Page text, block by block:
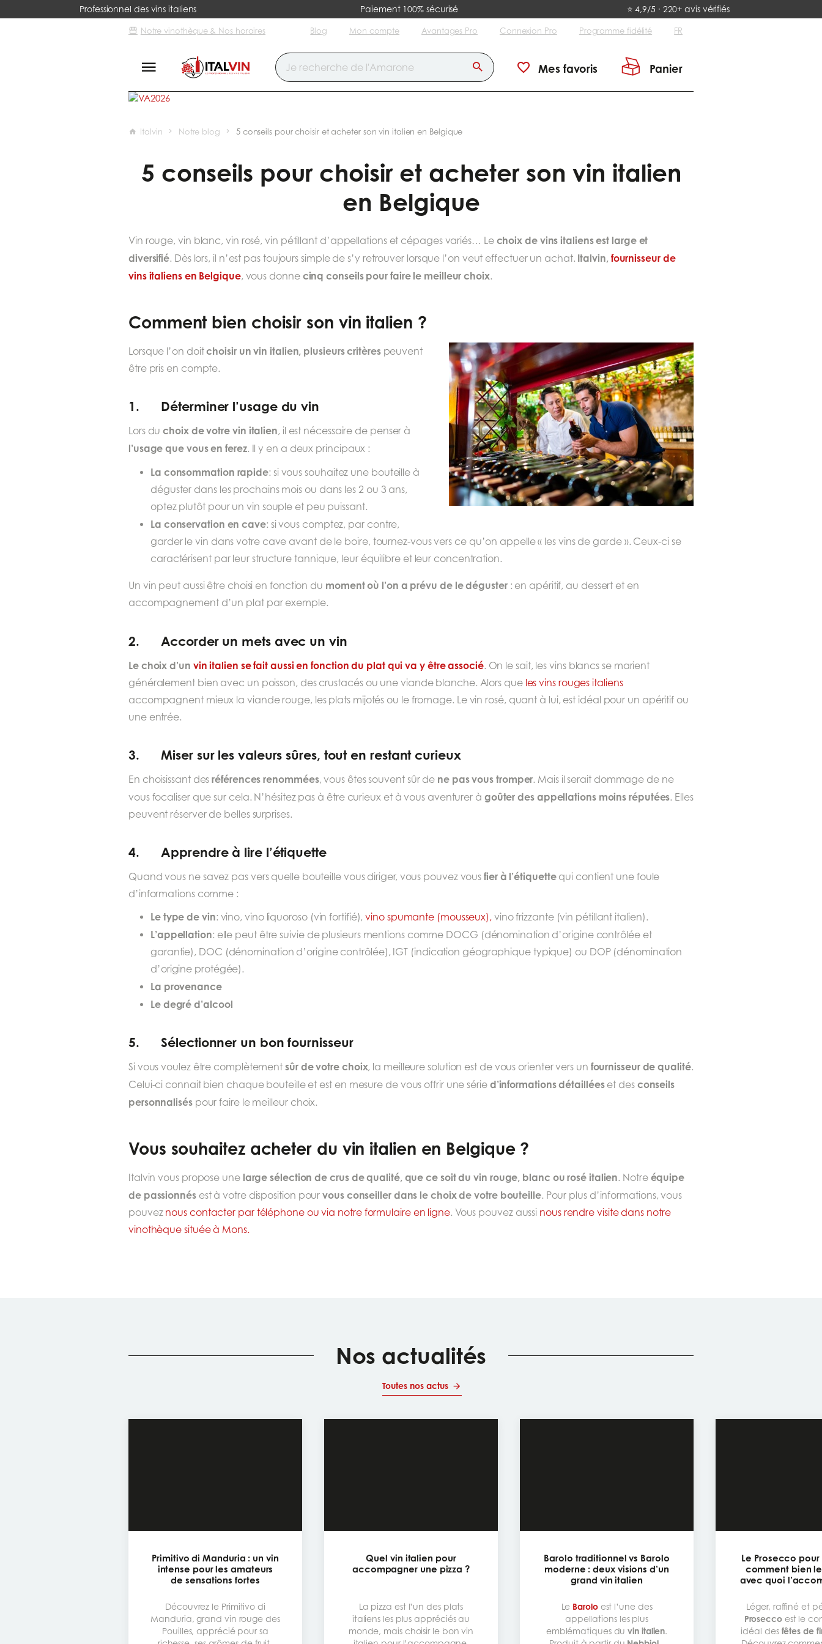
Professionnel des vins italiens Paiement 100% sécurisé ⭐ 4,9/5 · 220+ avis vérifiés
Notre vinothèque & Nos horaires Blog Mon compte Avantages Pro Connexion Pro Programme fidélité FR
Mes favoris Panier
Italvin Notre blog 5 conseils pour choisir et acheter son vin italien en Belgique
5 conseils pour choisir et acheter son vin italien
en Belgique
Vin rouge, vin blanc, vin rosé, vin pétillant d’appellations et cépages variés… Le choix de vins italiens est large et
diversifié. Dès lors, il n’est pas toujours simple de s’y retrouver lorsque l’on veut effectuer un achat. Italvin, fournisseur de
vins italiens en Belgique, vous donne cinq conseils pour faire le meilleur choix.
Comment bien choisir son vin italien ?
Lorsque l’on doitchoisir un vin italien, plusieurs critèrespeuvent
être pris en compte.
1. Déterminer l’usage du vin
Lors duchoix de votre vin italien, il est nécessaire de penser à
l’usage que vous en ferez. Il y en a deux principaux :
La consommation rapide: si vous souhaitez une bouteille à
déguster dans les prochains mois ou dans les 2 ou 3 ans,
optez plutôt pour un vin souple et peu puissant.
La conservation en cave: si vous comptez, par contre,
garder le vin dans votre cave avant de le boire, tournez-vous vers ce qu’on appelle « les vins de garde ». Ceux-ci se
caractérisent par leur structure tannique, leur équilibre et leur concentration.
Un vin peut aussi être choisi en fonction du moment où l’on a prévu de le déguster: en apéritif, au dessert et en
accompagnement d’un plat par exemple.
2. Accorder un mets avec un vin
Le choix d’un vin italien se fait aussi en fonction du plat qui va y être associé. On le sait, les vins blancs se marient
généralement bien avec un poisson, des crustacés ou une viande blanche. Alors que les vins rouges italiens
accompagnent mieux la viande rouge, les plats mijotés ou le fromage. Le vin rosé, quant à lui, est idéal pour un apéritif ou
une entrée.
3. Miser sur les valeurs sûres, tout en restant curieux
En choisissant desréférences renommées, vous êtes souvent sûr de ne pas vous tromper. Mais il serait dommage de ne
vous focaliser que sur cela. N’hésitez pas à être curieux et à vous aventurer à goûter des appellations moins réputées. Elles
peuvent réserver de belles surprises.
4. Apprendre à lire l’étiquette
Quand vous ne savez pas vers quelle bouteille vous diriger, vous pouvez vousfier à l’étiquettequi contient une foule
d’informations comme :
Le type de vin: vino, vino liquoroso (vin fortifié),vino spumante (mousseux), vino frizzante (vin pétillant italien).
L’appellation: elle peut être suivie de plusieurs mentions comme DOCG (dénomination d’origine contrôlée et
garantie), DOC (dénomination d’origine contrôlée), IGT (indication géographique typique) ou DOP (dénomination
d’origine protégée).
La provenance
Le degré d’alcool
5. Sélectionner un bon fournisseur
Si vous voulez être complètementsûr de votre choix, la meilleure solution est de vous orienter vers un fournisseur de qualité.
Celui-ci connait bien chaque bouteille et est en mesure de vous offrir une série d’informations détailléeset des conseils
personnaliséspour faire le meilleur choix.
Vous souhaitez acheter du vin italien en Belgique ?
Italvin vous propose une large sélection de crus de qualité, que ce soit du vin rouge, blanc ou rosé italien. Notre équipe
de passionnésest à votre disposition pourvous conseiller dans le choix de votre bouteille. Pour plus d’informations, vous
pouvez nous contacter par téléphone ou via notre formulaire en ligne. Vous pouvez aussi nous rendre visite dans notre
vinothèque située à Mons.
Nos actualités
Toutes nos actus
Primitivo di Manduria : un vin
intense pour les amateurs
de sensations fortes
Découvrez le Primitivo di
Manduria, grand vin rouge des
Pouilles, apprécié pour sa
Quel vin italien pour
accompagner une pizza ?
La pizza est l’un des plats
italiens les plus appréciés au
monde, mais choisir le bon vin
Barolo traditionnel vs Barolo
moderne : deux visions d’un
grand vin italien
Le Baroloest l’une des
appellations les plus
emblématiques duvin italien.
Le Prosecco pour
comment bien
avec quoi
Léger, raffiné et
Proseccoest le
idéal des fêtes de